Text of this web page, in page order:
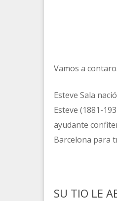
Vamos a
Esteve Sala
Esteve (1881-
ayudante
Barcelona para
SU TIO LE